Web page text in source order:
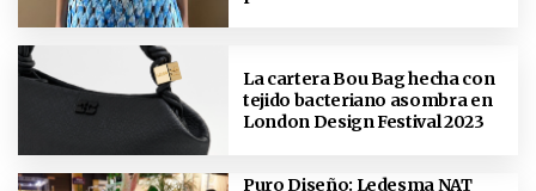
La cartera Bou Bag hecha con
tejido bacteriano asombra en
London Design Festival 2023
Puro Diseño: Ledesma NAT